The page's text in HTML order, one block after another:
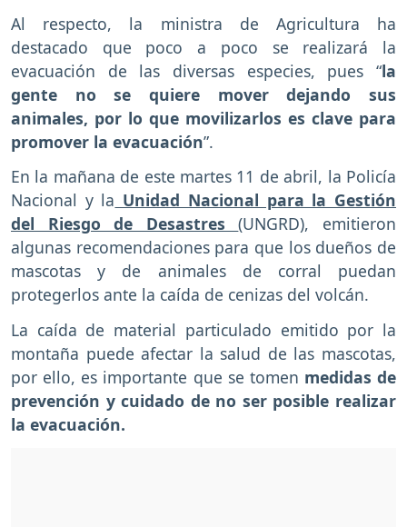
Al respecto, la ministra de Agricultura ha
destacado que poco a poco se realizará la
evacuación de las diversas especies, pues “la
gente no se quiere mover dejando sus
animales, por lo que movilizarlos es clave para
promover la evacuación”.
En la mañana de este martes 11 de abril, la Policía
Nacional y la Unidad Nacional para la Gestión
del Riesgo de Desastres(UNGRD), emitieron
algunas recomendaciones para que los dueños de
mascotas y de animales de corral puedan
protegerlos ante la caída de cenizas del volcán.
La caída de material particulado emitido por la
montaña puede afectar la salud de las mascotas,
por ello, es importante que se tomen medidas de
prevención y cuidado de no ser posible realizar
la evacuación.